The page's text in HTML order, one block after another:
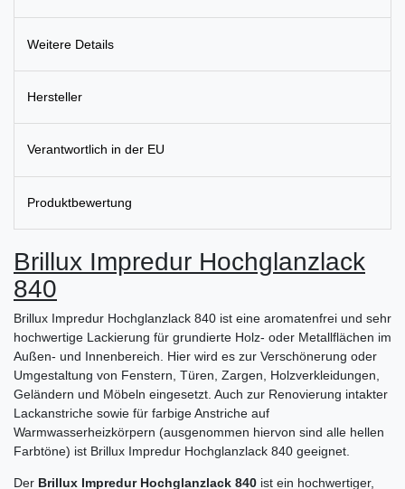
Weitere Details
Hersteller
Verantwortlich in der EU
Produktbewertung
Brillux Impredur Hochglanzlack
840
Brillux Impredur Hochglanzlack 840 ist eine aromatenfrei und sehr
hochwertige Lackierung für grundierte Holz- oder Metallflächen im
Außen- und Innenbereich. Hier wird es zur Verschönerung oder
Umgestaltung von Fenstern, Türen, Zargen, Holzverkleidungen,
Geländern und Möbeln eingesetzt. Auch zur Renovierung intakter
Lackanstriche sowie für farbige Anstriche auf
Warmwasserheizkörpern (ausgenommen hiervon sind alle hellen
Farbtöne) ist Brillux Impredur Hochglanzlack 840 geeignet.
Der Brillux Impredur Hochglanzlack 840 ist ein hochwertiger,